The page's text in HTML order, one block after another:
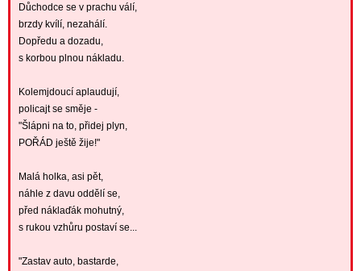
Důchodce se v prachu válí,
brzdy kvílí, nezahálí.
Dopředu a dozadu,
s korbou plnou nákladu.
Kolemjdoucí aplaudují,
policajt se směje -
"Šlápni na to, přidej plyn,
POŘÁD ještě žije!"
Malá holka, asi pět,
náhle z davu oddělí se,
před náklaďák mohutný,
s rukou vzhůru postaví se...
"Zastav auto, bastarde,